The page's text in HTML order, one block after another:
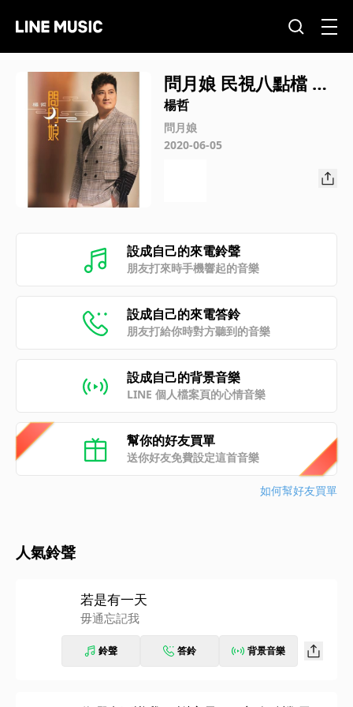
問月娘 民視八點檔 多
情城市 片尾曲
楊哲
問月娘
2020-06-05
設成自己的來電鈴聲
朋友打來時手機響起的音樂
設成自己的來電答鈴
朋友打給你時對方聽到的音樂
設成自己的背景音樂
LINE 個人檔案頁的心情音樂
幫你的好友買單
送你好友免費設定這首音樂
如何幫好友買單
人氣鈴聲
若是有一天
毋通忘記我
鈴聲 答鈴 背景音樂